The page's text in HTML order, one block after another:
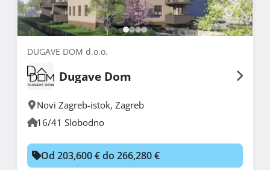
DUGAVE DOM d.o.o.
Dugave Dom
Novi Zagreb-istok, Zagreb
16/41 Slobodno
Od 203,600 € do 266,280 €